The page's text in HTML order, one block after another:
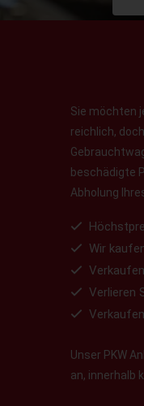
Sie möchten
reichlich,
beschädigte
Abholung
Wir
Verlieren
Unser PKW
an, innerhalb